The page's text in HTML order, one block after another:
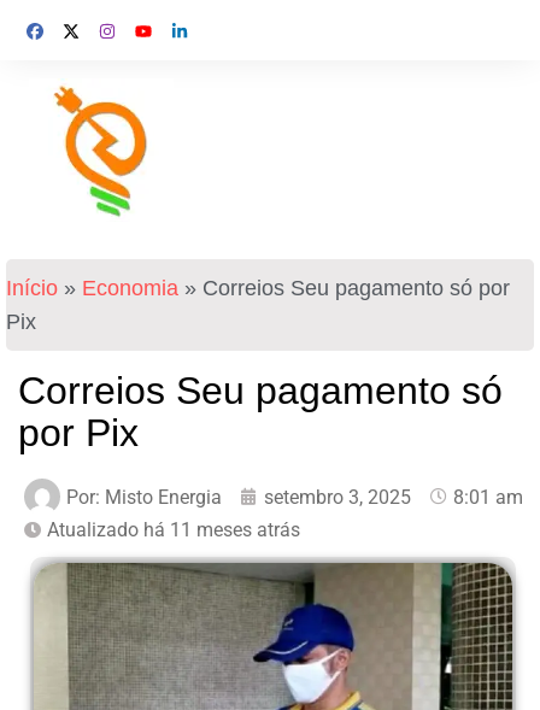
Início » Economia » Correios Seu pagamento só por
Pix
Correios Seu pagamento só
por Pix
Por: Misto Energia setembro 3, 2025
8:01 am
Atualizado há 11 meses atrás